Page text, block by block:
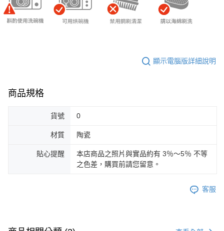
顯示電腦版詳細說明
商品規格
貨號 0
材質 陶瓷
貼心提醒
本店商品之照片與實品約有 3％～5％ 不等
之色差，購買前請您留意。
客服